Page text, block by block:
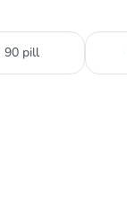
90 pill